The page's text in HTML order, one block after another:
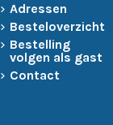
Adressen
Besteloverzicht
Bestelling
volgen als gast
Contact